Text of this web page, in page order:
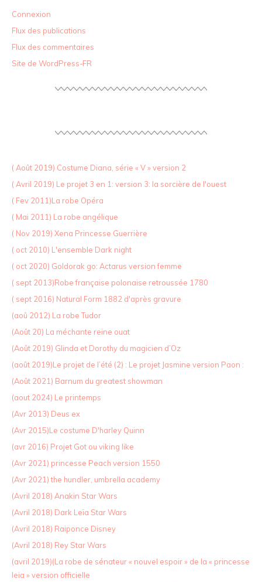
Connexion
Flux des publications
Flux des commentaires
Site de WordPress-FR
( Août 2019) Costume Diana, série « V » version 2
( Avril 2019) Le projet 3 en 1: version 3: la sorcière de l'ouest
( Fev 2011)La robe Opéra
( Mai 2011) La robe angélique
( Nov 2019) Xena Princesse Guerrière
( oct 2010) L'ensemble Dark night
( oct 2020) Goldorak go: Actarus version femme
( sept 2013)Robe française polonaise retroussée 1780
( sept 2016) Natural Form 1882 d'après gravure
(aoû 2012) La robe Tudor
(Août 20) La méchante reine ouat
(Août 2019) Glinda et Dorothy du magicien d’Oz
(août 2019)Le projet de l’été (2) : Le projet Jasmine version Paon :
(Août 2021) Barnum du greatest showman
(aout 2024) Le printemps
(Avr 2013) Deus ex
(Avr 2015)Le costume D'harley Quinn
(avr 2016) Projet Got ou viking like
(Avr 2021) princesse Peach version 1550
(Avr 2021) the hundler, umbrella academy
(Avril 2018) Anakin Star Wars
(Avril 2018) Dark Leïa Star Wars
(Avril 2018) Raiponce Disney
(Avril 2018) Rey Star Wars
(avril 2019)(La robe de sénateur « nouvel espoir » de la « princesse
leia » version officielle